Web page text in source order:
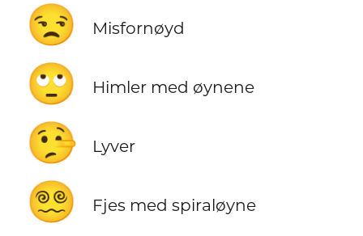
😒 Misfornøyd
🙄 Himler med øynene
🤥 Lyver
😵‍💫 Fjes med spiraløyne